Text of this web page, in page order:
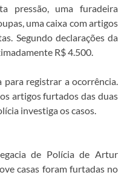
pressão, uma furadeira
uma caixa com artigos
Segundo declarações da
R$ 4.500.
para registrar a ocorrência.
artigos furtados das duas
investiga os casos.
de Polícia de Artur
casas foram furtadas no